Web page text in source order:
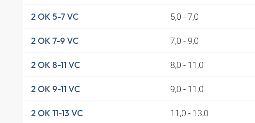
2 OK 5-7 VC 5,0 - 7,0
2 OK 7-9 VC 7,0 - 9,0
2 OK 8-11 VC 8,0 - 11,0
2 OK 9-11 VC 9,0 - 11,0
2 OK 11-13 VC 11,0 - 13,0